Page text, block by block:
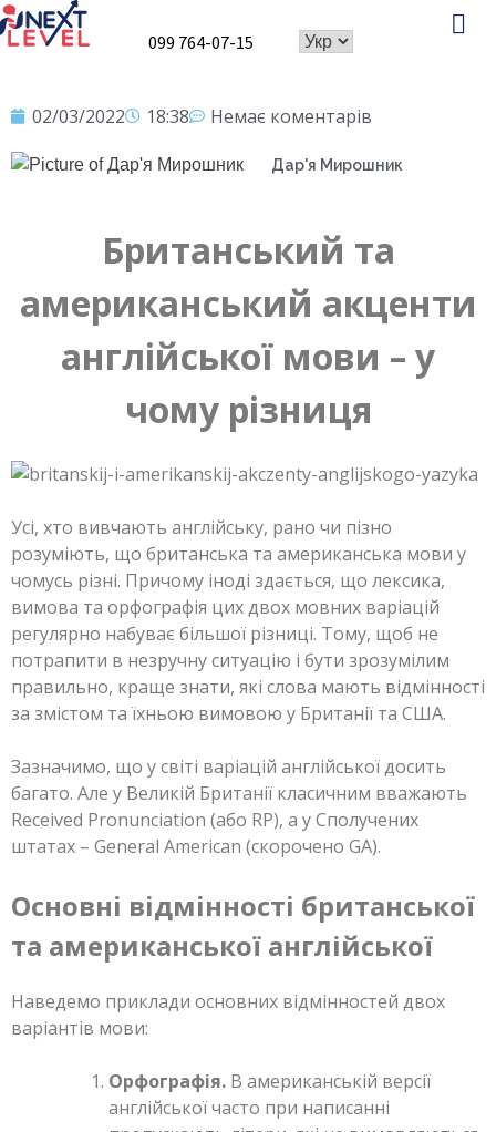
099 764-07-15
02/03/2022 18:38 Немає коментарів
Дар'я Мирошник
Британський та
американський акценти
англійської мови – у
чому різниця
Усі, хто вивчають англійську, рано чи пізно
розуміють, що британська та американська мови у
чомусь різні. Причому іноді здається, що лексика,
вимова та орфографія цих двох мовних варіацій
регулярно набуває більшої різниці. Тому, щоб не
потрапити в незручну ситуацію і бути зрозумілим
правильно, краще знати, які слова мають відмінності
за змістом та їхньою вимовою у Британії та США.
Зазначимо, що у світі варіацій англійської досить
багато. Але у Великій Британії класичним вважають
Received Pronunciation (або RP), а у Сполучених
штатах – General American (скорочено GA).
Основні відмінності британської
та американської англійської
Наведемо приклади основних відмінностей двох
варіантів мови:
Орфографія. В американській версії
англійської часто при написанні